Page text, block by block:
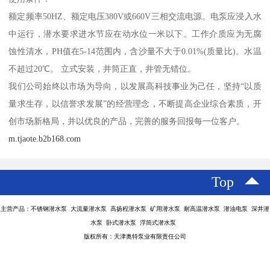
额定频率50HZ、额定电压380V或660V三相交流电源。电泵应浸入水
中运行，潜水要求进水节应在动水位一米以下。工作介质应为无腐
蚀性清水，PH值在5-14范围内，含沙量不大于0.01%(质量比)。水温
不超过20℃。 立式安装，井筒正直，井管无错位。
我们公司始终以市场为导向，以发展高科技事业为己任，坚持“以质
量求生存，以信誉求发展”的经营理念，不断提高企业综合素质，开
创市场新格局，并以优良的产品，完善的服务回报每一位客户。
m.tjaote.b2b168.com
Top
主营产品：不锈钢潜水泵 大流量潜水泵 高扬程潜水泵 矿用潜水泵 耐高温潜水泵 潜油电泵 深井潜
水泵 卧式潜水泵 浮筒式潜水泵
版权所有：天津奥特泵业有限责任公司